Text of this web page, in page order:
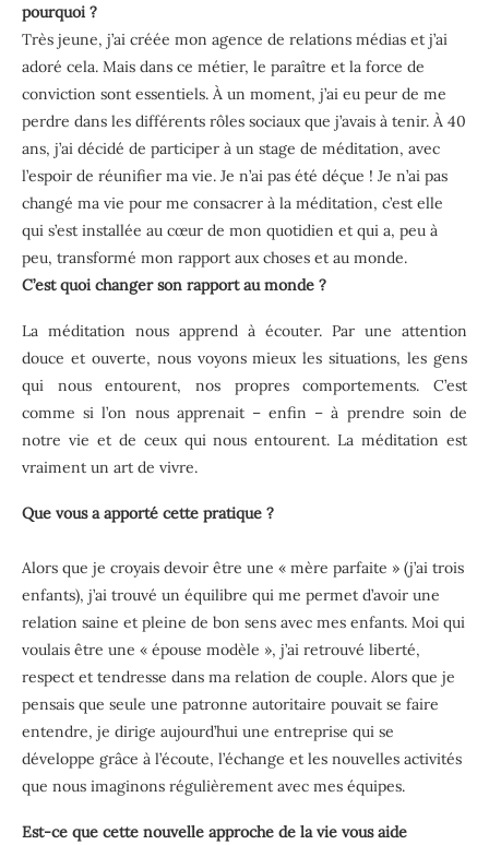
pourquoi ?
Très jeune, j’ai créée mon agence de relations médias et j’ai
adoré cela. Mais dans ce métier, le paraître et la force de
conviction sont essentiels. À un moment, j’ai eu peur de me
perdre dans les différents rôles sociaux que j’avais à tenir. À 40
ans, j’ai décidé de participer à un stage de méditation, avec
l’espoir de réunifier ma vie. Je n’ai pas été déçue ! Je n’ai pas
changé ma vie pour me consacrer à la méditation, c’est elle
qui s’est installée au cœur de mon quotidien et qui a, peu à
peu, transformé mon rapport aux choses et au monde.
C’est quoi changer son rapport au monde ?
La méditation nous apprend à écouter. Par une attention
douce et ouverte, nous voyons mieux les situations, les gens
qui nous entourent, nos propres comportements. C’est
comme si l’on nous apprenait – enfin – à prendre soin de
notre vie et de ceux qui nous entourent. La méditation est
vraiment un art de vivre.
Que vous a apporté cette pratique ?
Alors que je croyais devoir être une « mère parfaite » (j’ai trois
enfants), j’ai trouvé un équilibre qui me permet d’avoir une
relation saine et pleine de bon sens avec mes enfants. Moi qui
voulais être une « épouse modèle », j’ai retrouvé liberté,
respect et tendresse dans ma relation de couple. Alors que je
pensais que seule une patronne autoritaire pouvait se faire
entendre, je dirige aujourd’hui une entreprise qui se
développe grâce à l’écoute, l’échange et les nouvelles activités
que nous imaginons régulièrement avec mes équipes.
Est-ce que cette nouvelle approche de la vie vous aide